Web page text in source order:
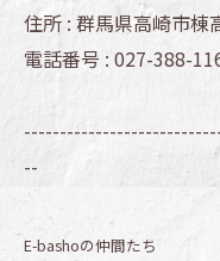
住所 : 群馬県高崎市棟
電話番号 : 027-388-
--
E-bashoの仲間たち